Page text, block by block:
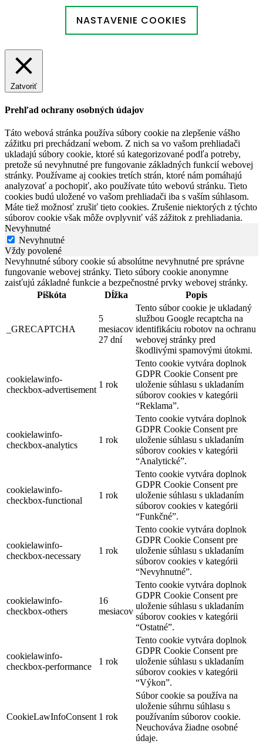
NASTAVENIE COOKIES
Zatvoriť
Prehľad ochrany osobných údajov
Táto webová stránka používa súbory cookie na zlepšenie vášho
zážitku pri prechádzaní webom. Z nich sa vo vašom prehliadači
ukladajú súbory cookie, ktoré sú kategorizované podľa potreby,
pretože sú nevyhnutné pre fungovanie základných funkcií webovej
stránky. Používame aj cookies tretích strán, ktoré nám pomáhajú
analyzovať a pochopiť, ako používate túto webovú stránku. Tieto
cookies budú uložené vo vašom prehliadači iba s vaším súhlasom.
Máte tiež možnosť zrušiť tieto cookies. Zrušenie niektorých z týchto
súborov cookie však môže ovplyvniť váš zážitok z prehliadania.
Nevyhnutné
Nevyhnutné
Vždy povolené
Nevyhnutné súbory cookie sú absolútne nevyhnutné pre správne
fungovanie webovej stránky. Tieto súbory cookie anonymne
zaisťujú základné funkcie a bezpečnostné prvky webovej stránky.
Piškóta
Dĺžka Popis
_GRECAPTCHA
5
mesiacov
27 dní
Tento súbor cookie je ukladaný
službou Google recaptcha na
identifikáciu robotov na ochranu
webovej stránky pred
škodlivými spamovými útokmi.
cookielawinfo-
checkbox-advertisement
1 rok
Tento cookie vytvára doplnok
GDPR Cookie Consent pre
uloženie súhlasu s ukladaním
súborov cookies v kategórii
“Reklama”.
cookielawinfo-
checkbox-analytics
1 rok
Tento cookie vytvára doplnok
GDPR Cookie Consent pre
uloženie súhlasu s ukladaním
súborov cookies v kategórii
“Analytické”.
cookielawinfo-
checkbox-functional
1 rok
Tento cookie vytvára doplnok
GDPR Cookie Consent pre
uloženie súhlasu s ukladaním
súborov cookies v kategórii
“Funkčné”.
cookielawinfo-
checkbox-necessary
1 rok
Tento cookie vytvára doplnok
GDPR Cookie Consent pre
uloženie súhlasu s ukladaním
súborov cookies v kategórii
“Nevyhnutné”.
cookielawinfo-
checkbox-others
16
mesiacov
Tento cookie vytvára doplnok
GDPR Cookie Consent pre
uloženie súhlasu s ukladaním
súborov cookies v kategórii
“Ostatné”.
cookielawinfo-
checkbox-performance
1 rok
Tento cookie vytvára doplnok
GDPR Cookie Consent pre
uloženie súhlasu s ukladaním
súborov cookies v kategórii
“Výkon”.
CookieLawInfoConsent 1 rok
Súbor cookie sa používa na
uloženie súhrnu súhlasu s
používaním súborov cookie.
Neuchováva žiadne osobné
údaje.